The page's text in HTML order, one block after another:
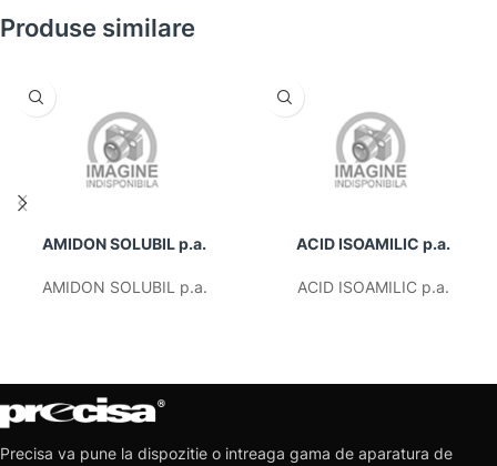
Produse similare
AMIDON SOLUBIL p.a.
AMIDON SOLUBIL p.a.
ACID ISOAMILIC p.a.
ACID ISOAMILIC p.a.
Precisa va pune la dispozitie o intreaga gama de aparatura de